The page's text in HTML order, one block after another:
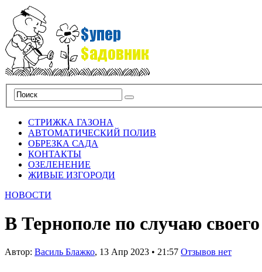
СТРИЖКА ГАЗОНА
АВТОМАТИЧЕСКИЙ ПОЛИВ
ОБРЕЗКА САДА
КОНТАКТЫ
ОЗЕЛЕНЕНИЕ
ЖИВЫЕ ИЗГОРОДИ
НОВОСТИ
В Тернополе по случаю
Автор: Василь Блажко, 13 Апр 2023 • 21:57 Отзывов нет